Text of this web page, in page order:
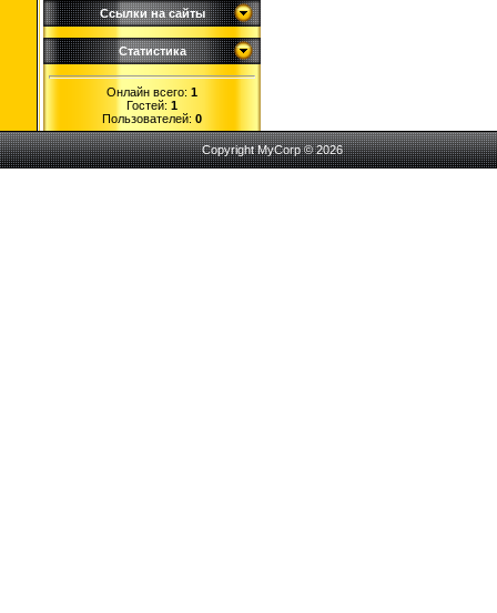
Ссылки на сайты
Статистика
Онлайн всего: 1
Гостей: 1
Пользователей: 0
Copyright MyCorp © 2026